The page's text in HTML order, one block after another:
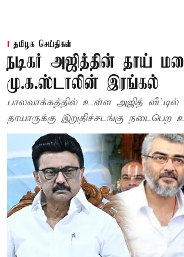
தமிழக செய்திகள்
நடிகர் அஜித்தின் தாய்
மு.க.ஸ்டாலின் இரங்கல்
பாலவாக்கத்தில் உள்ள அஜித் வீட்டில்
தாயாருக்கு இறுதிச்சடங்கு நடைபெற